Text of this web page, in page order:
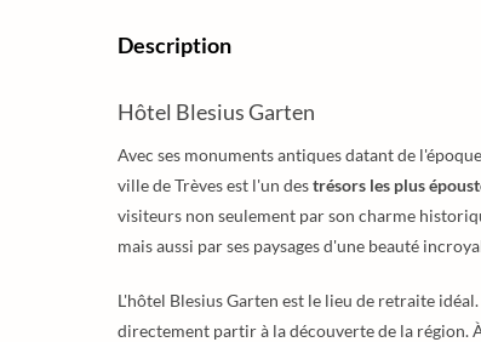
Description
Hôtel Blesius Garten
Avec ses monuments antiques datant de
ville de Trèves est l'un destrésors les plus
visiteurs non seulement par son charme
mais aussi par ses paysages d'une beauté
L'hôtel Blesius Garten est le lieu de retraite
directement partir à la découverte de la région.